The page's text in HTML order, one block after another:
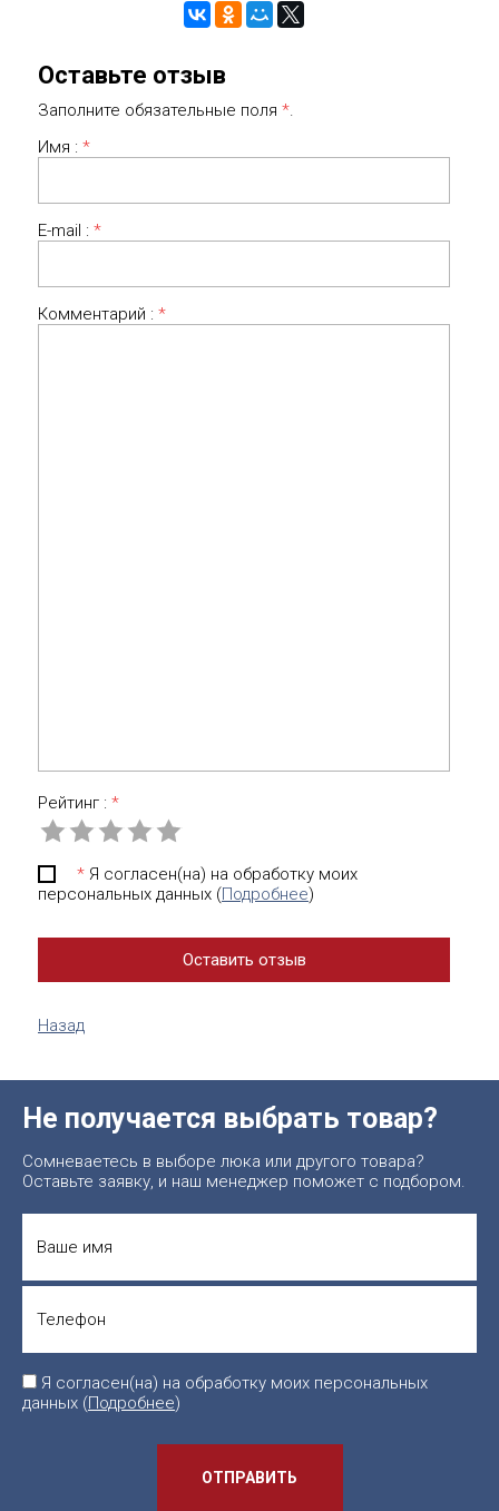
Оставьте отзыв
Заполните обязательные поля *.
Имя : *
E-mail : *
Комментарий : *
Рейтинг : *
* Я согласен(на) на обработку моих
персональных данных (Подробнее)
Назад
Не получается выбрать товар?
Сомневаетесь в выборе люка или другого товара?
Оставьте заявку, и наш менеджер поможет с подбором.
Я согласен(на) на обработку моих персональных
данных (Подробнее)
ОТПРАВИТЬ